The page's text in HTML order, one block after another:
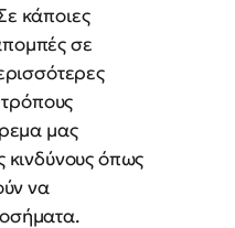
κάποιες
σε
τρόπους
μας
κινδύνους όπως
να